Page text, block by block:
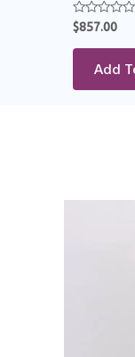
Rated
0
out
$857.00
Add